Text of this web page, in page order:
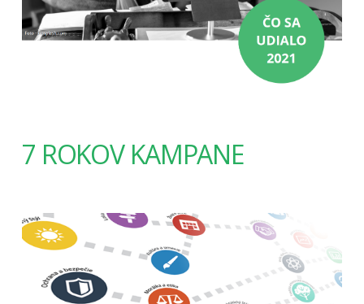
7 ROKOV KAMPANE